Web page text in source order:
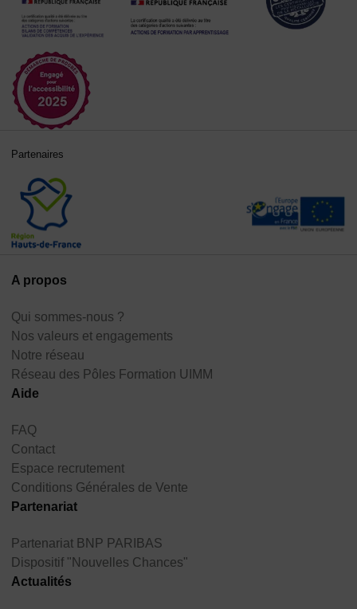
A propos
Qui sommes-nous ?
Nos valeurs et engagements
Notre réseau
Réseau des Pôles Formation UIMM
Aide
FAQ
Contact
Espace recrutement
Conditions Générales de Vente
Partenariat
Partenariat BNP PARIBAS
Dispositif "Nouvelles Chances"
Actualités
Partenaires